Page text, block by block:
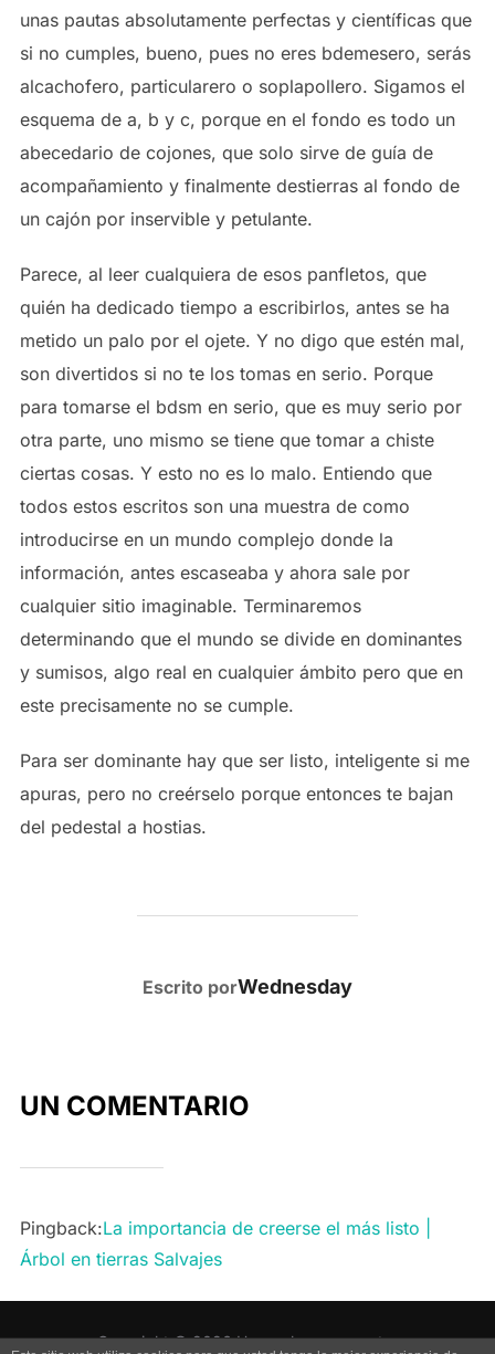
unas pautas absolutamente perfectas y científicas que
si no cumples, bueno, pues no eres bdemesero, serás
alcachofero, particularero o soplapollero. Sigamos el
esquema de a, b y c, porque en el fondo es todo un
abecedario de cojones, que solo sirve de guía de
acompañamiento y finalmente destierras al fondo de
un cajón por inservible y petulante.
Parece, al leer cualquiera de esos panfletos, que
quién ha dedicado tiempo a escribirlos, antes se ha
metido un palo por el ojete. Y no digo que estén mal,
son divertidos si no te los tomas en serio. Porque
para tomarse el bdsm en serio, que es muy serio por
otra parte, uno mismo se tiene que tomar a chiste
ciertas cosas. Y esto no es lo malo. Entiendo que
todos estos escritos son una muestra de como
introducirse en un mundo complejo donde la
información, antes escaseaba y ahora sale por
cualquier sitio imaginable. Terminaremos
determinando que el mundo se divide en dominantes
y sumisos, algo real en cualquier ámbito pero que en
este precisamente no se cumple.
Para ser dominante hay que ser listo, inteligente si me
apuras, pero no creérselo porque entonces te bajan
del pedestal a hostias.
AUTOR DE LA PUBLICACIÓN
Escrito porWednesday
UN COMENTARIO
Pingback:La importancia de creerse el más listo |
Árbol en tierras Salvajes
Copyright © 2026 Uno es lo que muestra